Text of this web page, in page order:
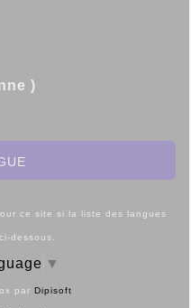
)
ce site si la liste des langues
dessous.
▼
par Dipisoft